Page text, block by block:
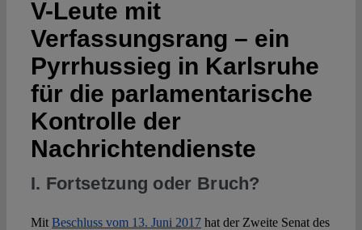
Open Access
Authors
Spotlight
V-Leute mit
Verfassungsrang – ein
Pyrrhussieg in Karlsruhe
für die parlamentarische
Kontrolle der
Nachrichtendienste
I. Fortsetzung oder Bruch?
Mit Beschluss vom 13. Juni 2017hat der Zweite Senat des